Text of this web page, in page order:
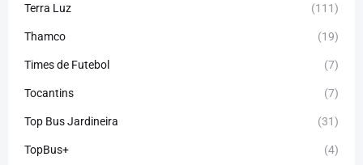
Terra Luz (111)
Thamco (19)
Times de Futebol (7)
Tocantins (7)
Top Bus Jardineira (31)
TopBus+ (4)